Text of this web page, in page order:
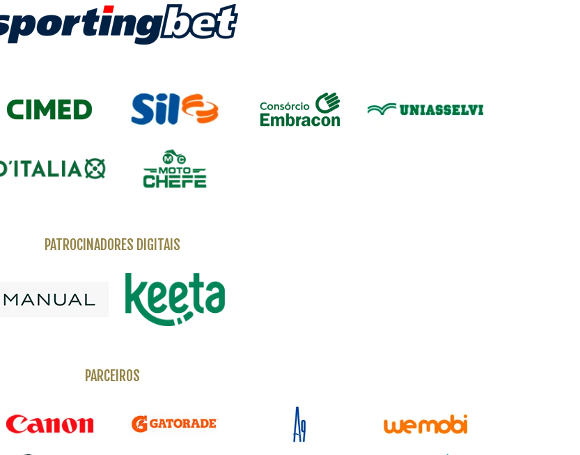
PATROCINADORES DIGITAIS
PARCEIROS